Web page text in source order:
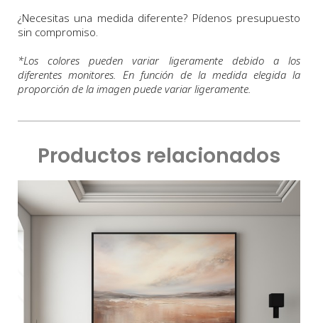
¿Necesitas una medida diferente? Pídenos presupuesto
sin compromiso.
*Los colores pueden variar ligeramente debido a los
diferentes monitores. En función de la medida elegida la
proporción de la imagen puede variar ligeramente.
Productos relacionados